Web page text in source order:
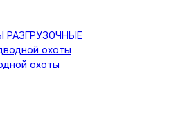
РАЗГРУЗОЧНЫЕ
охоты
охоты